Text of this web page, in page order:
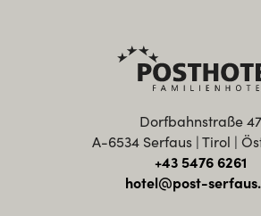
Dorfbahnstraße 47
A-6534 Serfaus | Tirol |
+43 5476 6261
hotel@post-